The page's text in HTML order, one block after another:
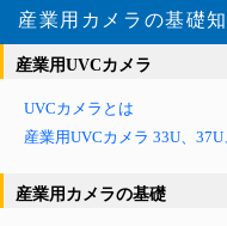
産業用カメラの基礎
産業用UVCカメラ
UVCカメラとは
産業用UVCカメラ 33U、
産業用カメラの基礎